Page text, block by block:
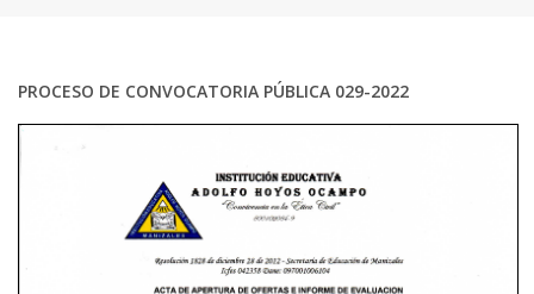
PROCESO DE CONVOCATORIA PÚBLICA 029-2022